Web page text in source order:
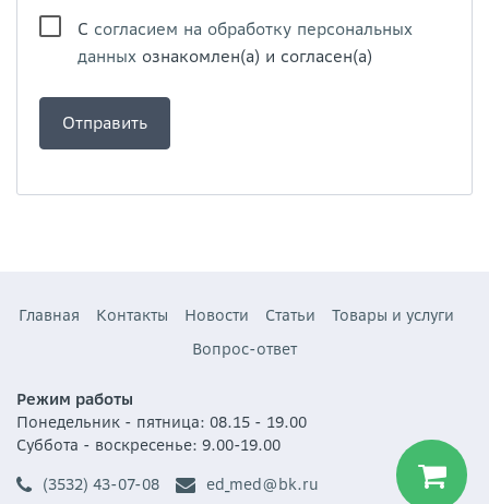
С согласием на обработку персональных
данных ознакомлен(а) и согласен(а)
Главная Контакты Новости Статьи
Товары и услуги
Вопрос-ответ
Режим работы
Понедельник - пятница: 08.15 - 19.00
Суббота - воскресенье: 9.00-19.00
(3532) 43-07-08
ed_med@bk.ru